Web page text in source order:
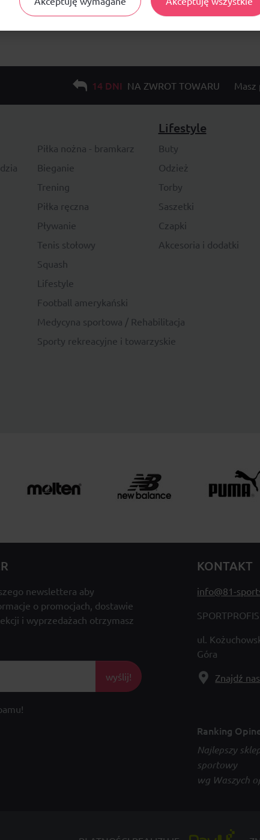
14 DNI NA ZWROT TOWARU Masz
Piłka nożna - bramkarz
Bieganie
Trening
Piłka ręczna
Pływanie
Tenis stołowy
Squash
Lifestyle
Football amerykański
Medycyna sportowa / Rehabilitacja
Sporty rekreacyjne i towarzyskie
Lifestyle
Buty
Odzież
Torby
Saszetki
Czapki
Akcesoria i dodatki
newslettera aby
o promocjach, dostawie
i wyprzedażach otrzymasz
wyślij!
KONTAKT
info@81-
ul.
Góra
Znajdź
Ranking
Najlepszy
sportowy
wg Waszych